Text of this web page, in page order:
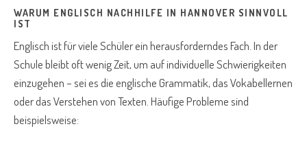
WARUM ENGLISCH NACHHILFE IN HANNOVER SINNVOLL
IST
Englisch ist für viele Schüler ein herausforderndes Fach. In der
Schule bleibt oft wenig Zeit, um auf individuelle Schwierigkeiten
einzugehen – sei es die englische Grammatik, das Vokabellernen
oder das Verstehen von Texten. Häufige Probleme sind
beispielsweise: